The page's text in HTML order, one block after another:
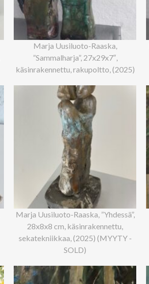
Marja Uusiluoto-Raaska,
”Sammalharja”, 27x29x7″,
käsinrakennettu, rakupoltto, (2025)
Marja Uusiluoto-Raaska, ”Yhdessä”,
28x8x8 cm, käsinrakennettu,
sekatekniikkaa, (2025) (MYYTY -
SOLD)